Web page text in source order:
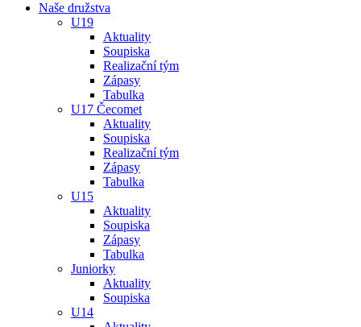
Naše družstva
U19
Aktuality
Soupiska
Realizační tým
Zápasy
Tabulka
U17 Čecomet
Aktuality
Soupiska
Realizační tým
Zápasy
Tabulka
U15
Aktuality
Soupiska
Zápasy
Tabulka
Juniorky
Aktuality
Soupiska
U14